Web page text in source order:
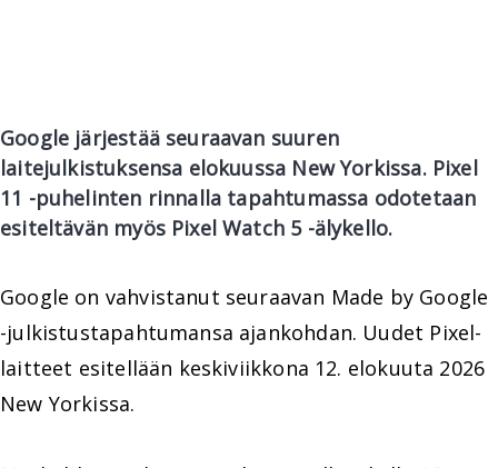
Google järjestää seuraavan suuren
laitejulkistuksensa elokuussa New Yorkissa. Pixel
11 -puhelinten rinnalla tapahtumassa odotetaan
esiteltävän myös Pixel Watch 5 -älykello.
Google on vahvistanut seuraavan Made by Google
-julkistustapahtumansa ajankohdan. Uudet Pixel-
laitteet esitellään keskiviikkona 12. elokuuta 2026
New Yorkissa.